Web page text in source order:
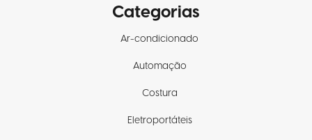
Categorias
Ar-condicionado
Automação
Costura
Eletroportáteis